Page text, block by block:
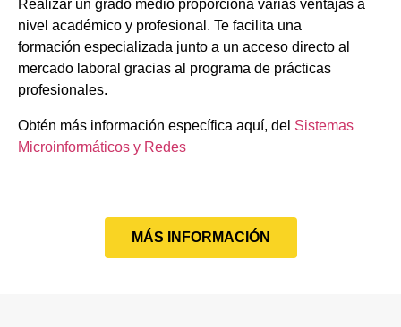
Realizar un grado medio proporciona varias ventajas a
nivel académico y profesional. Te facilita una
formación especializada junto a un acceso directo al
mercado laboral gracias al programa de prácticas
profesionales.
Obtén más información específica aquí, del Sistemas
Microinformáticos y Redes
MÁS INFORMACIÓN